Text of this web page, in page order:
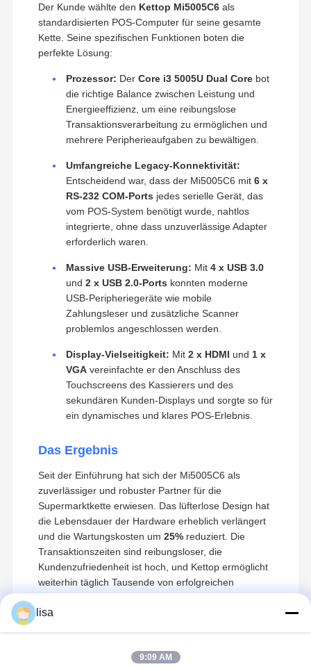
Der Kunde wählte den Kettop Mi5005C6als
standardisierten POS-Computer für seine gesamte
Kette. Seine spezifischen Funktionen boten die
perfekte Lösung:
Prozessor: Der Core i3 5005U Dual Corebot
die richtige Balance zwischen Leistung und
Energieeffizienz, um eine reibungslose
Transaktionsverarbeitung zu ermöglichen und
mehrere Peripherieaufgaben zu bewältigen.
Umfangreiche Legacy-Konnektivität:
Entscheidend war, dass der Mi5005C6 mit 6 x
RS-232 COM-Ports jedes serielle Gerät, das
vom POS-System benötigt wurde, nahtlos
integrierte, ohne dass unzuverlässige Adapter
erforderlich waren.
Massive USB-Erweiterung: Mit 4 x USB 3.0
und 2 x USB 2.0-Ports konnten moderne
USB-Peripheriegeräte wie mobile
Zahlungsleser und zusätzliche Scanner
problemlos angeschlossen werden.
Display-Vielseitigkeit: Mit 2 x HDMI und 1 x
VGAvereinfachte er den Anschluss des
Touchscreens des Kassierers und des
sekundären Kunden-Displays und sorgte so für
ein dynamisches und klares POS-Erlebnis.
Das Ergebnis
Seit der Einführung hat sich der Mi5005C6 als
zuverlässiger und robuster Partner für die
Supermarktkette erwiesen. Das lüfterlose Design hat
die Lebensdauer der Hardware erheblich verlängert
und die Wartungskosten um 25%reduziert. Die
Transaktionszeiten sind reibungsloser, die
Kundenzufriedenheit ist hoch, und Kettop ermöglicht
weiterhin täglich Tausende von erfolgreichen
Transaktionen in ganz Hongkong.
Kettop-Technologie ¢ Hochleistungs-Mini-
PCs und Netzwerklösungen
lisa
9:09 AM